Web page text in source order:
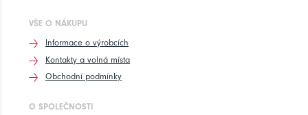
VŠE O NÁKUPU
Informace o výrobcích
Kontakty a volná místa
Obchodní podmínky
O SPOLEČNOSTI